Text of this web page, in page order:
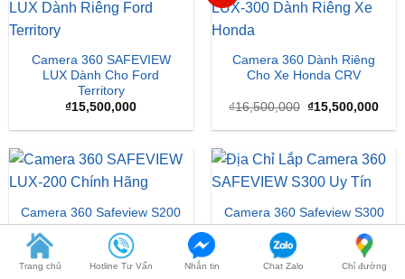
Camera 360 SAFEVIEW
LUX Dành Cho Ford
₫15,500,000
Camera 360 Dành Riêng
Cho Xe Honda CRV
₫16,500,000 Giá
gốc
là:
₫15,500,000
Camera 360 Safeview S200
₫11,800,000
Camera 360 Safeview S300
₫11,500,000
Trang chủ Hotline Tư Vấn Nhắn tin Chat Zalo Chỉ đường